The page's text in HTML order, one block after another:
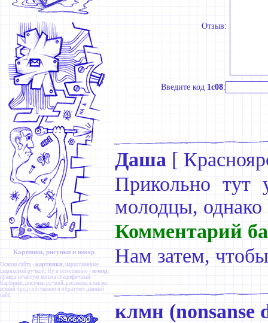
Картинки, рисунки и юмор
Основа сайта - картинки , нарисованные
шариковой ручкой. Ну и естественно - юмор ,
правда зачастую весьма специфичный.
Картинки, рисунки ручкой, рассказы, а так же
всякий бред собственно и образуют данный
сайт.
Отзыв:
Введите код 1c08:
Даша [
Прикольно тут
молодцы,
Комментарий
Нам затем,
клмн (nonsanse